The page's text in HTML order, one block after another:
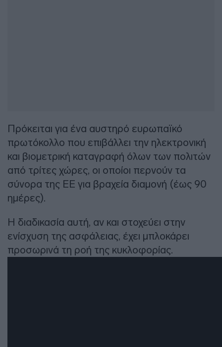
Πρόκειται για ένα αυστηρό ευρωπαϊκό
πρωτόκολλο που επιβάλλει την ηλεκτρονική
και βιομετρική καταγραφή όλων των πολιτών
από τρίτες χώρες, οι οποίοι περνούν τα
σύνορα της ΕΕ για βραχεία διαμονή (έως 90
ημέρες).
Η διαδικασία αυτή, αν και στοχεύει στην
ενίσχυση της ασφάλειας, έχει μπλοκάρει
προσωρινά τη ροή της κυκλοφορίας.